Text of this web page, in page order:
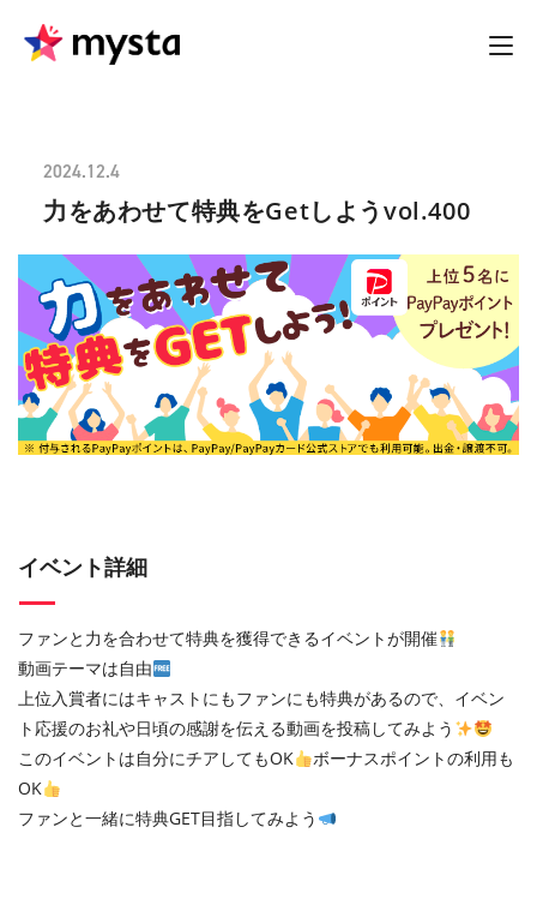
2024.12.4
力をあわせて特典をGetしようvol.400
イベント詳細
ファンと力を合わせて特典を獲得できるイベントが開催
動画テーマは自由
上位入賞者にはキャストにもファンにも特典があるので、イベン
ト応援のお礼や日頃の感謝を伝える動画を投稿してみよう
このイベントは自分にチアしてもOK
ボーナスポイントの利用も
OK
ファンと一緒に特典GET目指してみよう